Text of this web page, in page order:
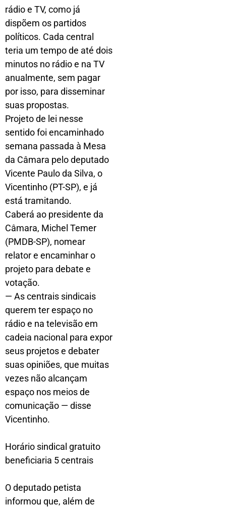
rádio e TV, como já
dispõem os partidos
políticos. Cada central
teria um tempo de até dois
minutos no rádio e na TV
anualmente, sem pagar
por isso, para disseminar
suas propostas.
Projeto de lei nesse
sentido foi encaminhado
semana passada à Mesa
da Câmara pelo deputado
Vicente Paulo da Silva, o
Vicentinho (PT-SP), e já
está tramitando.
Caberá ao presidente da
Câmara, Michel Temer
(PMDB-SP), nomear
relator e encaminhar o
projeto para debate e
votação.
— As centrais sindicais
querem ter espaço no
rádio e na televisão em
cadeia nacional para expor
seus projetos e debater
suas opiniões, que muitas
vezes não alcançam
espaço nos meios de
comunicação — disse
Vicentinho.
Horário sindical gratuito
beneficiaria 5 centrais
O deputado petista
informou que, além de